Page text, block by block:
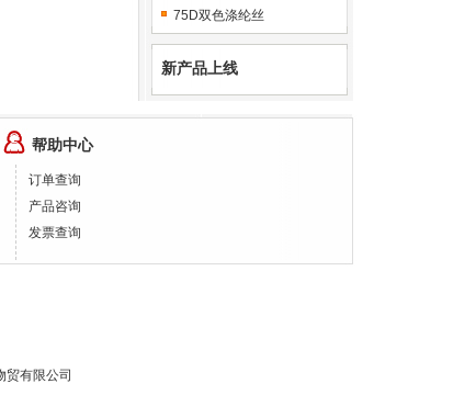
75D双色涤纶丝
新产品上线
帮助中心
订单查询
产品咨询
发票查询
贸有限公司